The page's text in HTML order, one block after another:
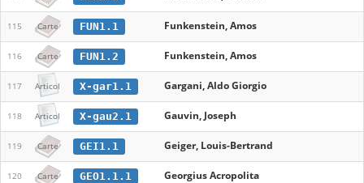
115 Carte FUN1.1 Funkenstein, Amos
116 Carte FUN1.2 Funkenstein, Amos
117 Articol X-gar1.1 Gargani, Aldo Giorgio
118 Articol X-gau2.1 Gauvin, Joseph
119 Carte GEI1.1 Geiger, Louis-Bertrand
120 Carte GEO1.1.1 Georgius Acropolita